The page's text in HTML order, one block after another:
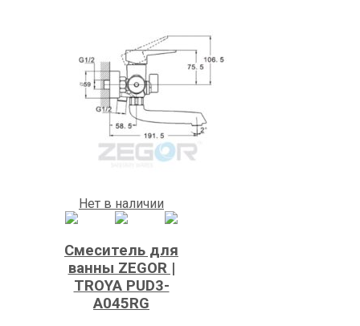
Нет в наличии
Смеситель для
ванны ZEGOR |
TROYA PUD3-
A045RG